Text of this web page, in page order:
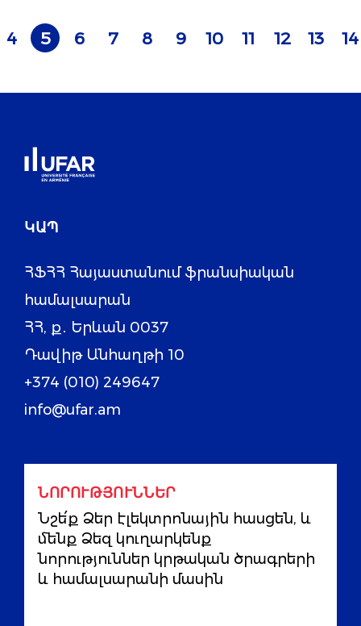
4 5 6 7 8 9 10 11 12 13 14
ԿԱՊ
ՀՖՀՀ Հայաստանում ֆրանսիական
համալսարան
ՀՀ, ք․ Երևան 0037
Դավիթ Անհաղթի 10
+374 (010) 249647
info@ufar.am
ՆՈՐՈՒԹՅՈՒՆՆԵՐ
Նշե՛ք Ձեր էլեկտրոնային հասցեն, և
մենք Ձեզ կուղարկենք
նորություններ կրթական ծրագրերի
և համալսարանի մասին